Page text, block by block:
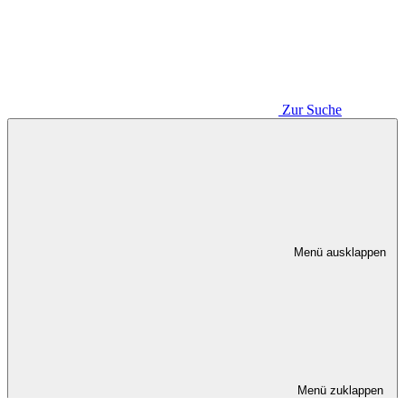
Zur Suche
Menü ausklappen
Menü zuklappen